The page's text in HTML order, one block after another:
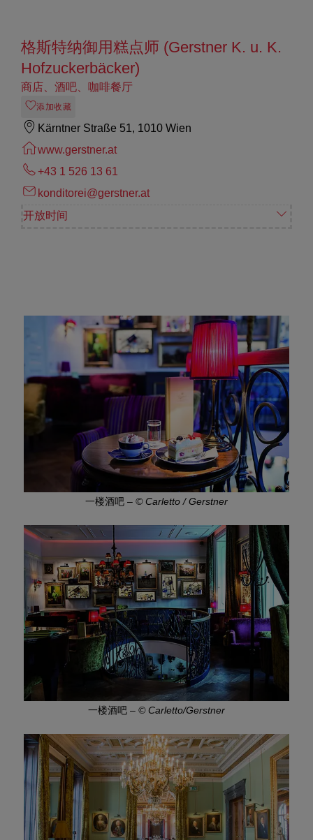
格斯特纳御用糕点师 (Gerstner K. u. K.
Hofzuckerbäcker)
商店、酒吧、咖啡餐厅
添加收藏
Kärntner Straße 51, 1010 Wien
www.gerstner.at
+43 1 526 13 61
konditorei@gerstner.at
开放时间
一楼酒吧– © Carletto / Gerstner
一楼酒吧– © Carletto/Gerstner